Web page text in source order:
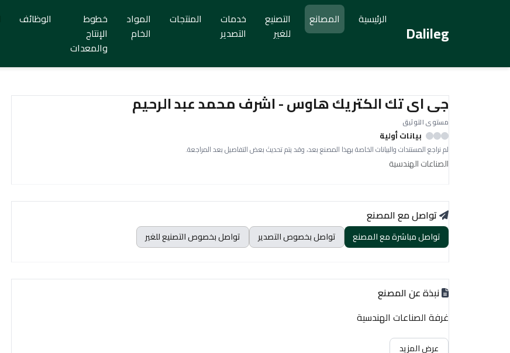
Dalileg
الرئيسية المصانع
التصنيع
للغير
خدمات
التصدير
المنتجات
المواد
الخام
خطوط
الإنتاج
والمعدات
الوظائف
جى اى تك الكتريك هاوس - اشرف محمد عبد الرحيم
مستوى التوثيق
بيانات أولية
لم نراجع المستندات والبيانات الخاصة بهذا المصنع بعد، وقد يتم تحديث بعض التفاصيل بعد المراجعة.
الصناعات الهندسية
تواصل مع المصنع
تواصل مباشرة مع المصنع تواصل بخصوص التصدير تواصل بخصوص التصنيع للغير
نبذة عن المصنع
غرفة الصناعات الهندسية
عرض المزيد